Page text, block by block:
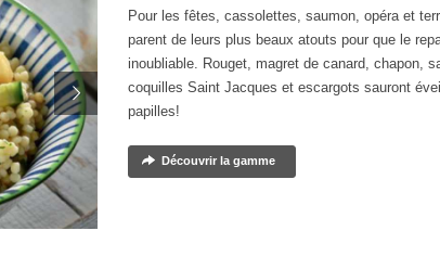
Pour les fêtes, cassolettes, saumon, opéra et
parent de leurs plus beaux atouts pour que le
inoubliable. Rouget, magret de canard, chapon,
coquilles Saint Jacques et escargots sauront
papilles!
Découvrir la gamme